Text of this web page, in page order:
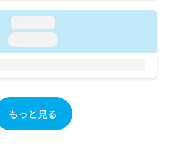
もっと見る